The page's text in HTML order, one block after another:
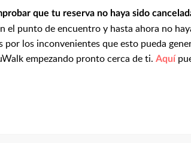
que tu reserva no haya sido
el punto de encuentro y hasta ahora no
por los inconvenientes que esto pueda
empezando pronto cerca de ti. Aquí